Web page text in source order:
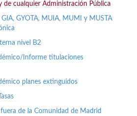
de cualquier Administración Pública
GYOTA, MUIA, MUMI y MUSTA
nivel B2
Informe titulaciones
planes extinguidos
de la Comunidad de Madrid